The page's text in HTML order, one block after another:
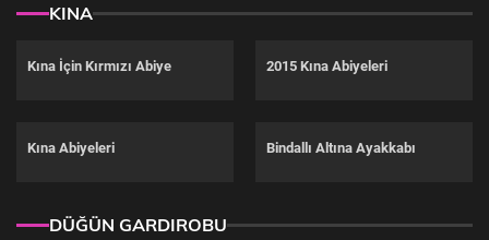
KINA
Kına İçin Kırmızı Abiye 2015 Kına Abiyeleri
Kına Abiyeleri Bindallı Altına Ayakkabı
DÜĞÜN GARDIROBU